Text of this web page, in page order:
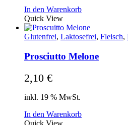
In den Warenkorb
Quick View
Glutenfrei, Laktosefrei, Fleisch,
Prosciutto Melone
2,10 €
inkl. 19 % MwSt.
In den Warenkorb
Quick View